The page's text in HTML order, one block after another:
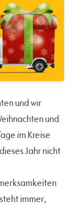
und wir
und
im Kreise
Jahr nicht
immer,